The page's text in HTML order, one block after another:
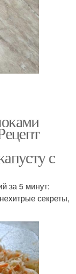
с
за 5 минут:
секреты,